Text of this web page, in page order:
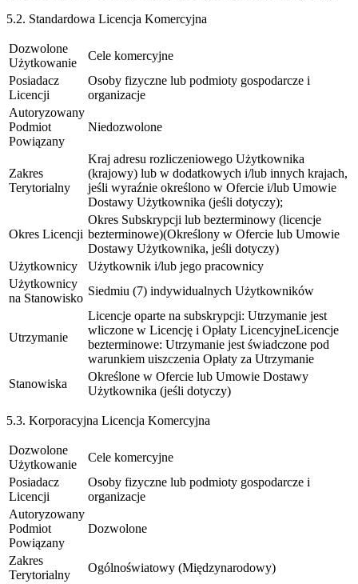
5.2. Standardowa Licencja Komercyjna
Dozwolone
Użytkowanie
Cele komercyjne
Posiadacz
Licencji
Osoby fizyczne lub podmioty gospodarcze i
organizacje
Autoryzowany
Podmiot
Powiązany
Niedozwolone
Zakres
Terytorialny
Kraj adresu rozliczeniowego Użytkownika
(krajowy) lub w dodatkowych i/lub innych krajach,
jeśli wyraźnie określono w Ofercie i/lub Umowie
Dostawy Użytkownika (jeśli dotyczy);
Okres Licencji
Okres Subskrypcji lub bezterminowy (licencje
bezterminowe)(Określony w Ofercie lub Umowie
Dostawy Użytkownika, jeśli dotyczy)
Użytkownicy
Użytkownik i/lub jego pracownicy
Użytkownicy
na Stanowisko
Siedmiu (7) indywidualnych Użytkowników
Utrzymanie
Licencje oparte na subskrypcji: Utrzymanie jest
wliczone w Licencję i Opłaty LicencyjneLicencje
bezterminowe: Utrzymanie jest świadczone pod
warunkiem uiszczenia Opłaty za Utrzymanie
Stanowiska
Określone w Ofercie lub Umowie Dostawy
Użytkownika (jeśli dotyczy)
5.3. Korporacyjna Licencja Komercyjna
Dozwolone
Użytkowanie
Cele komercyjne
Posiadacz
Licencji
Osoby fizyczne lub podmioty gospodarcze i
organizacje
Autoryzowany
Podmiot
Powiązany
Dozwolone
Zakres
Terytorialny
Ogólnoświatowy (Międzynarodowy)